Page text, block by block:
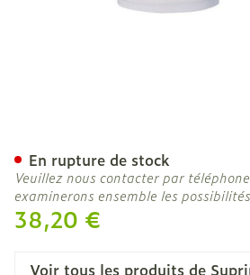
38,20 €
En rupture de stock
Veuillez nous contacter par
examinerons ensemble les
Voir tous les produits de